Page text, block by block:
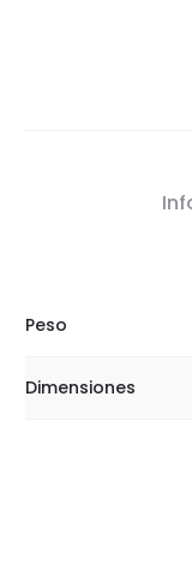
Peso
Dimensiones